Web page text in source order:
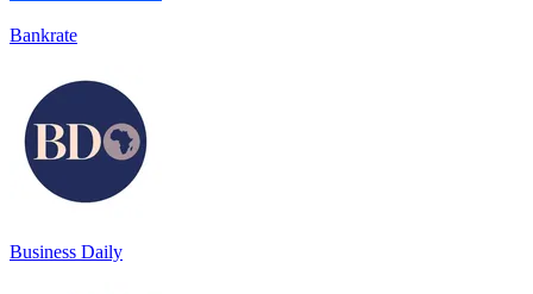
Bankrate
Business Daily